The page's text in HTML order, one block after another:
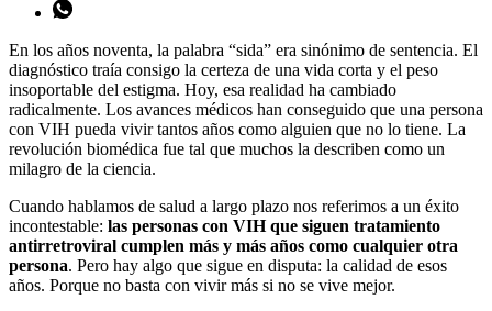
En los años noventa, la palabra “sida” era sinónimo de sentencia. El
diagnóstico traía consigo la certeza de una vida corta y el peso
insoportable del estigma. Hoy, esa realidad ha cambiado
radicalmente. Los avances médicos han conseguido que una persona
con VIH pueda vivir tantos años como alguien que no lo tiene. La
revolución biomédica fue tal que muchos la describen como un
milagro de la ciencia.
Cuando hablamos de salud a largo plazo nos referimos a un éxito
incontestable: las personas con VIH que siguen tratamiento
antirretroviral cumplen más y más años como cualquier otra
persona. Pero hay algo que sigue en disputa: la calidad de esos
años. Porque no basta con vivir más si no se vive mejor.